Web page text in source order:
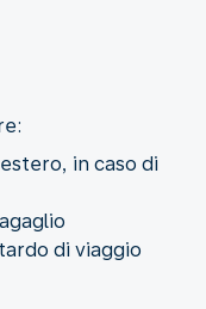
in caso di
di viaggio